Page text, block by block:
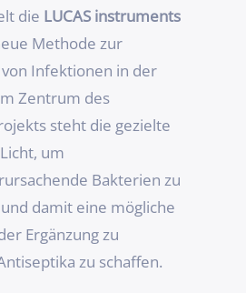
die LUCAS instruments
Methode zur
Infektionen in der
Zentrum des
steht die gezielte
um
Bakterien zu
damit eine mögliche
Ergänzung zu
zu schaffen.